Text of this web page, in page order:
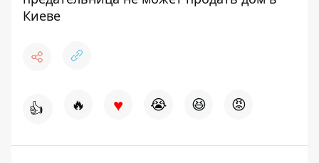
Киеве
👍 🔥 ♥ 😭 😆 😡